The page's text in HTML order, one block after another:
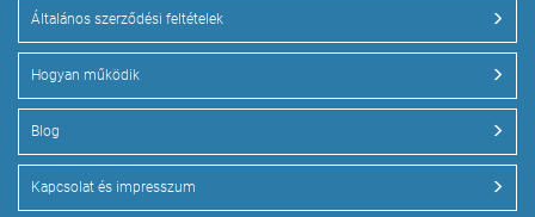
Általános szerződési feltételek
Hogyan működik
Blog
Kapcsolat és impresszum